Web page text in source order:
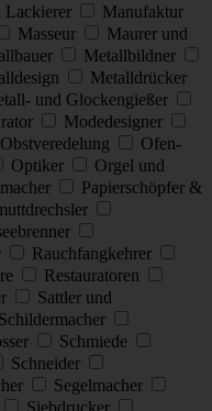
Lackierer
Manufaktur
Masseur
Maurer und
Metallbildner
Metalldrücker
und Glockengießer
Modedesigner
Obstveredelung
Ofen-
Optiker
Orgel und
Papierschöpfer &
Rauchfangkehrer
Restauratoren
Sattler und
Schildermacher
Schmiede
Schneider
Segelmacher
Siebdrucker